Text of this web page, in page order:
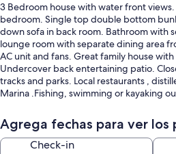
3 Bedroom house with water front
bedroom. Single top double bottom
down sofa in back room. Bathroom with
lounge room with separate dining area
AC unit and fans. Great family house
Undercover back entertaining patio.
tracks and parks. Local restaurants ,
Marina .Fishing, swimming or kayaking
Agrega fechas para ver los
Check-in